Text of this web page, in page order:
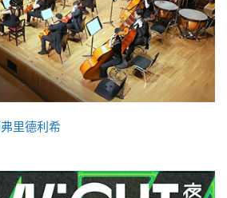
里德利希